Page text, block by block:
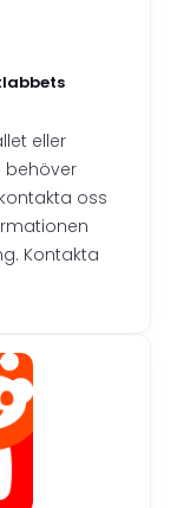
eller
oss
Kontakta